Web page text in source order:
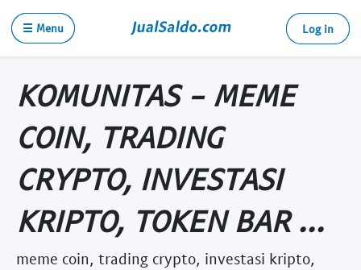
☰ Menu Log in
KOMUNITAS - MEME
COIN, TRADING
CRYPTO, INVESTASI
KRIPTO, TOKEN BAR ...
meme coin, trading crypto, investasi kripto,